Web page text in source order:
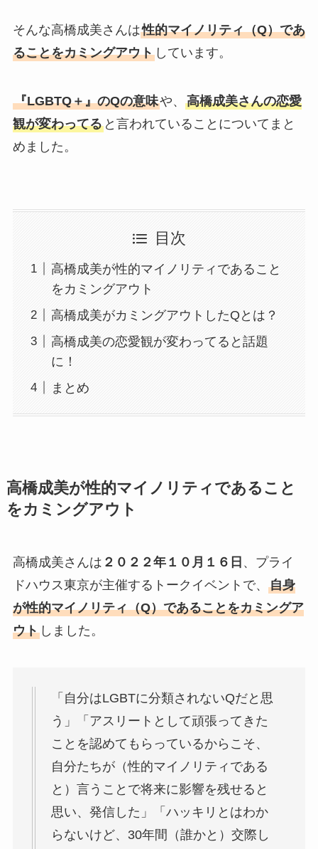
そんな高橋成美さんは性的マイノリティ（Q）であ
ることをカミングアウトしています。
『LGBTQ＋』のQの意味や、 高橋成美さんの恋愛
観が変わってると言われていることについてまと
めました。
目次
高橋成美が性的マイノリティであること
をカミングアウト
高橋成美がカミングアウトしたQとは？
高橋成美の恋愛観が変わってると話題
に！
まとめ
高橋成美が性的マイノリティであること
をカミングアウト
高橋成美さんは ２０２２年１０月１６日 、プライ
ドハウス東京が主催するトークイベントで、 自身
が性的マイノリティ（Q）であることをカミングア
ウトしました。
「自分はLGBTに分類されないQだと思
う」「アスリートとして頑張ってきた
ことを認めてもらっているからこそ、
自分たちが（性的マイノリティである
と）言うことで将来に影響を残せると
思い、発信した」「ハッキリとはわか
らないけど、30年間（誰かと）交際し